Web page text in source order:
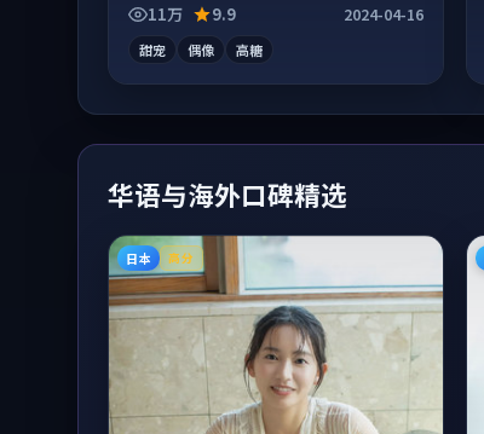
11万 9.9 2024-04-16
甜宠 偶像 高糖
华语与海外口碑精选
日本 高分